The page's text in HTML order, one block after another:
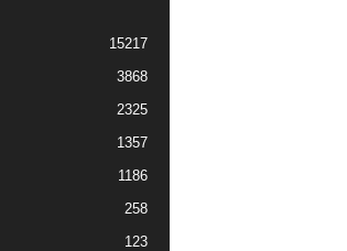
15217
3868
2325
1357
1186
258
123